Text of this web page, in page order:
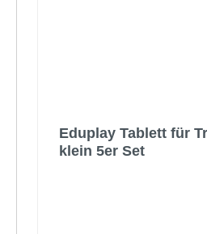
Eduplay Tablett für
klein 5er Set